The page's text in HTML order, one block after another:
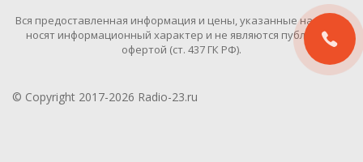
Вся предоставленная информация и цены, указанные на сайте,
носят информационный характер и не являются публичной
офертой (ст. 437 ГК РФ).
© Copyright 2017-2026 Radio-23.ru